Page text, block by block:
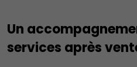
Un
services après